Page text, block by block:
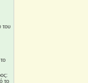
του
το